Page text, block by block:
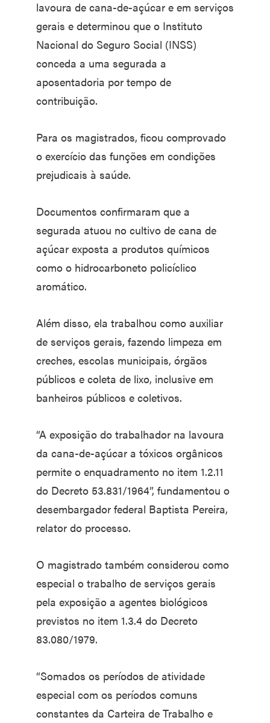
lavoura de cana-de-açúcar e em serviços
gerais e determinou que o Instituto
Nacional do Seguro Social (INSS)
conceda a uma segurada a
aposentadoria por tempo de
contribuição.
Para os magistrados, ficou comprovado
o exercício das funções em condições
prejudicais à saúde.
Documentos confirmaram que a
segurada atuou no cultivo de cana de
açúcar exposta a produtos químicos
como o hidrocarboneto policíclico
aromático.
Além disso, ela trabalhou como auxiliar
de serviços gerais, fazendo limpeza em
creches, escolas municipais, órgãos
públicos e coleta de lixo, inclusive em
banheiros públicos e coletivos.
“A exposição do trabalhador na lavoura
da cana-de-açúcar a tóxicos orgânicos
permite o enquadramento no item 1.2.11
do Decreto 53.831/1964”, fundamentou o
desembargador federal Baptista Pereira,
relator do processo.
O magistrado também considerou como
especial o trabalho de serviços gerais
pela exposição a agentes biológicos
previstos no item 1.3.4 do Decreto
83.080/1979.
“Somados os períodos de atividade
especial com os períodos comuns
constantes da Carteira de Trabalho e